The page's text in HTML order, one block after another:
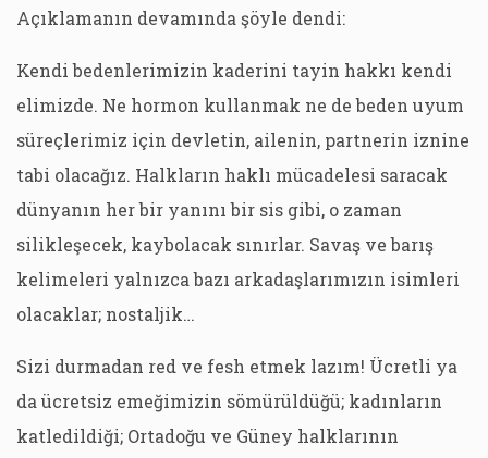
Açıklamanın devamında şöyle dendi:
Kendi bedenlerimizin kaderini tayin hakkı kendi
elimizde. Ne hormon kullanmak ne de beden uyum
süreçlerimiz için devletin, ailenin, partnerin iznine
tabi olacağız. Halkların haklı mücadelesi saracak
dünyanın her bir yanını bir sis gibi, o zaman
silikleşecek, kaybolacak sınırlar. Savaş ve barış
kelimeleri yalnızca bazı arkadaşlarımızın isimleri
olacaklar; nostaljik…
Sizi durmadan red ve fesh etmek lazım! Ücretli ya
da ücretsiz emeğimizin sömürüldüğü; kadınların
katledildiği; Ortadoğu ve Güney halklarının